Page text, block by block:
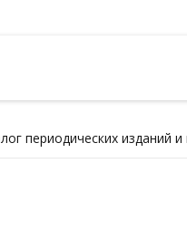
периодических изданий